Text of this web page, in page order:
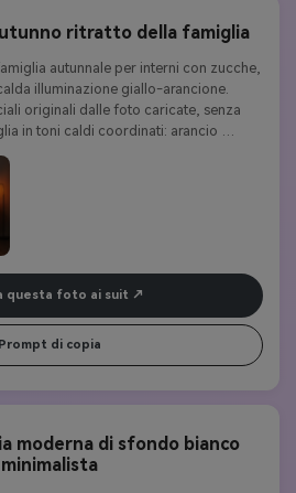
ritratto della famiglia
autunnale per interni con zucche,
illuminazione giallo-arancione.
originali dalle foto caricate, senza
in toni caldi coordinati: arancio
e crema. Pose naturali: genitori in
dolce, bambini seduti su piccoli sgabelli
morbide, highlight caldi e un look da
elegante, atmosfera invitante.
questa foto ai suit
Prompt di copia
moderna di sfondo bianco
minimalista